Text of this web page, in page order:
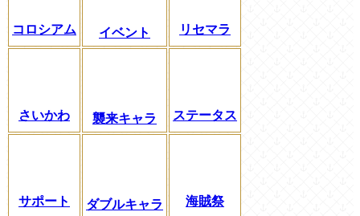
コロシアム イベント リセマラ
さいかわ 襲来キャラ ステータス
サポート ダブルキャラ
海賊祭